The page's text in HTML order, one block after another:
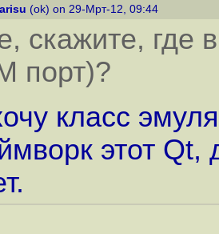
arisu (ok) on 29-Мрт-12, 09:44
скажите, где
порт)?
класс
этот Qt,